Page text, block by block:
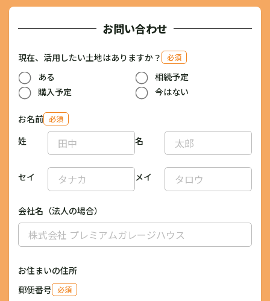
お問い合わせ
必須
現在、活用したい土地はありますか？
ある
相続予定
購入予定
今はない
必須
お名前
姓
名
セイ メイ
会社名（法人の場合）
お住まいの住所
必須
郵便番号